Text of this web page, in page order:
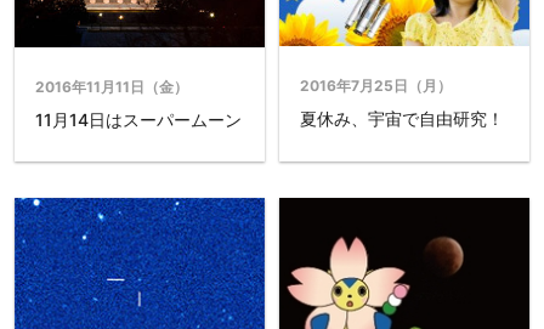
2016年11月11日（金）
11月14日はスーパームーン
2016年7月25日（月）
夏休み、宇宙で自由研究！